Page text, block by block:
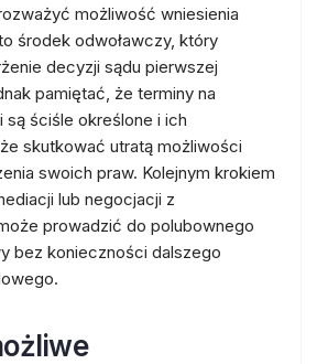
możliwość wniesienia
środek odwoławczy, który
decyzji sądu pierwszej
pamiętać, że terminy na
są ściśle określone i ich
skutkować utratą możliwości
swoich praw. Kolejnym krokiem
lub negocjacji z
prowadzić do polubownego
bez konieczności dalszego